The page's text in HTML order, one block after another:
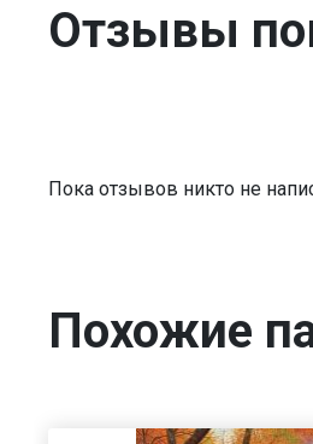
Отзывы
Пока отзывов никто не
Похожие